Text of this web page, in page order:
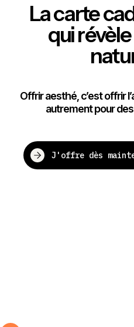
La carte
qui
Offrir aesthé, c’est offrir
autrement pour
J'offre dès